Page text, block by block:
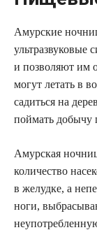
Амурские
ультразвуковые
и позволяют им
могут летать в
садиться на
поймать
Амурская
количество
в желудке, а
ноги,